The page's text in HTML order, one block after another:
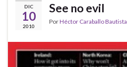
DIC
10
2010
See no evil
PorHéctor Caraballo Bautista